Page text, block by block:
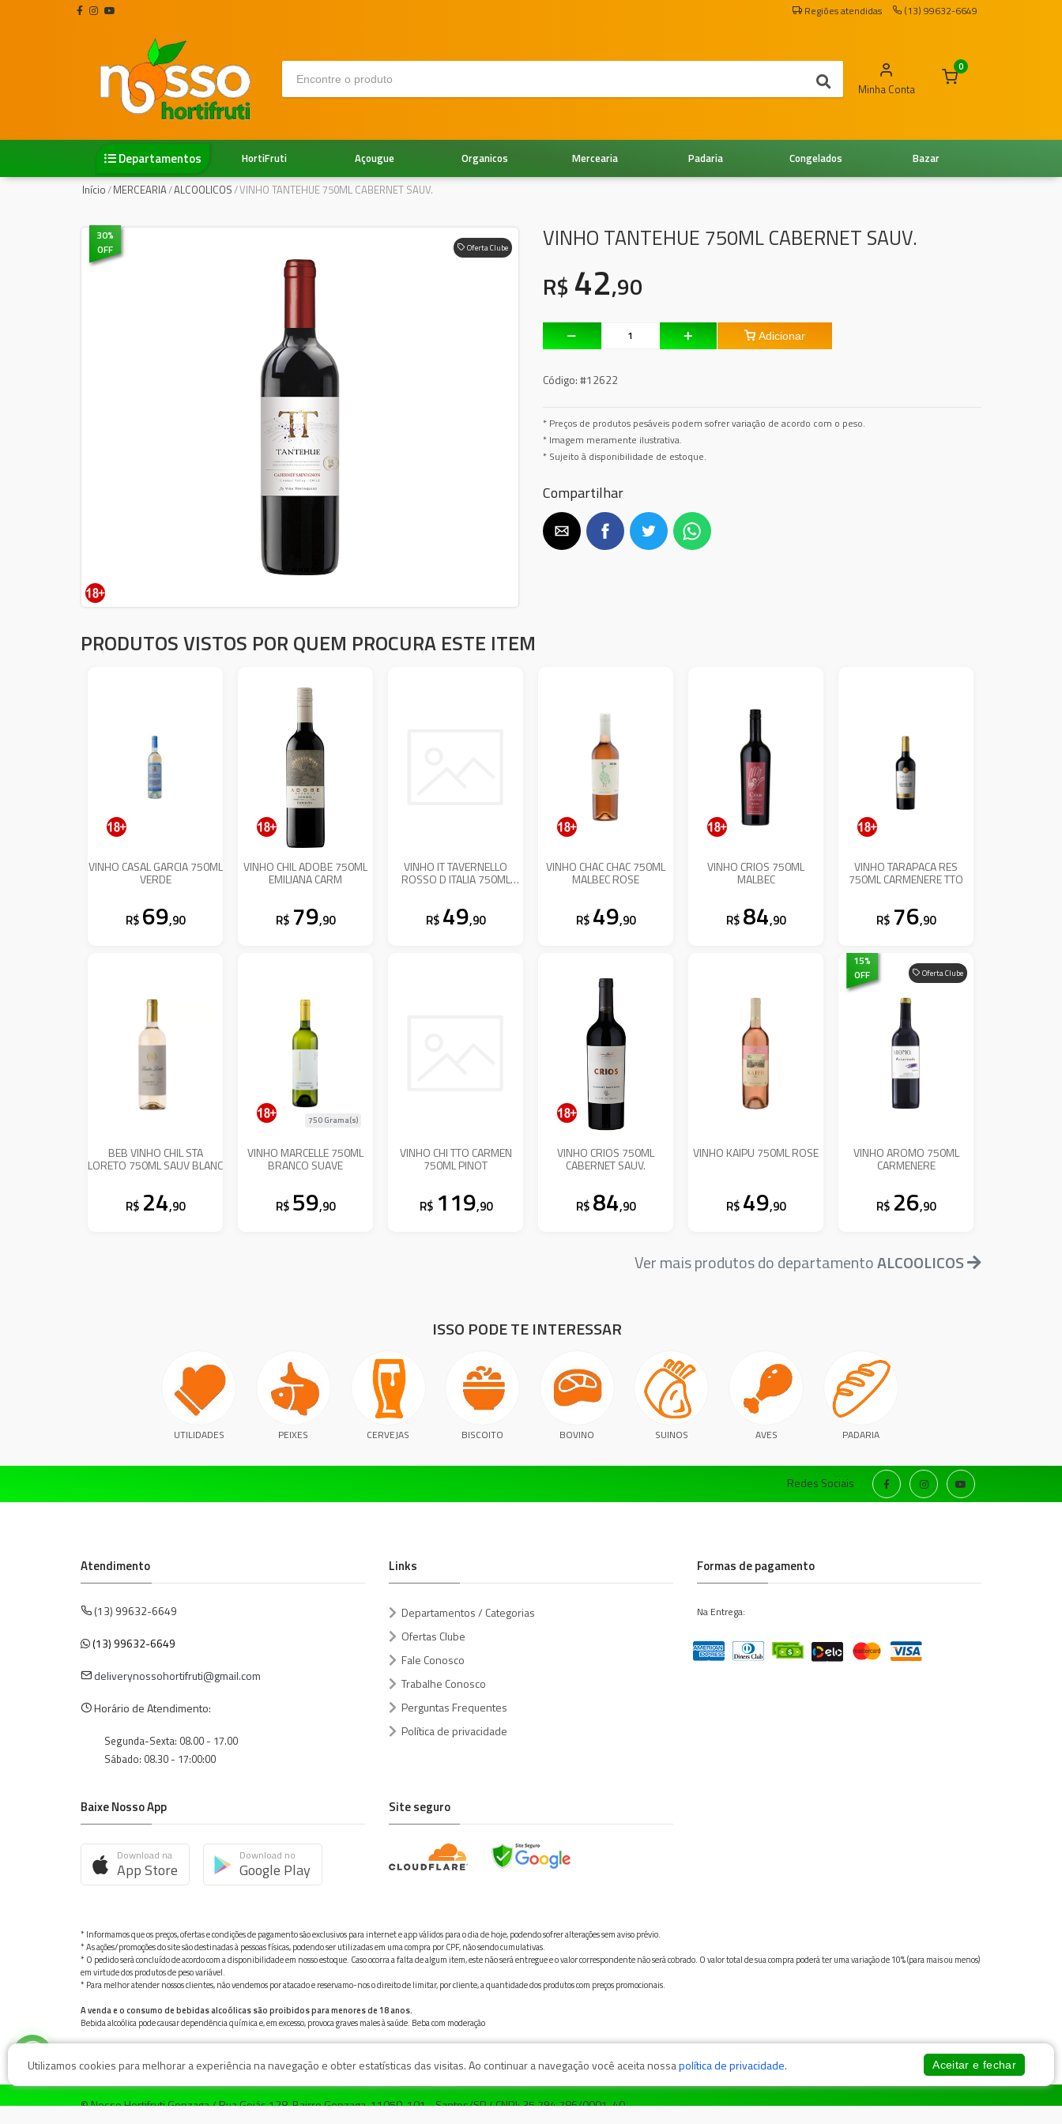
Regiões atendidas (13) 99632-6649
Minha Conta
0
Departamentos Bazar
Congelados
Padaria
Mercearia
Organicos
Açougue
HortiFruti
Início/MERCEARIA/ALCOOLICOS/VINHO TANTEHUE 750ML CABERNET SAUV.
Oferta Clube
30%
OFF
VINHO TANTEHUE 750ML CABERNET SAUV.
R$ 42,90
Adicionar
Código:#12622
* Preços de produtos pesáveis podem sofrer variação de acordo com o peso.
* Imagem meramente ilustrativa.
* Sujeito à disponibilidade de estoque.
Compartilhar
PRODUTOS VISTOS POR QUEM PROCURA ESTE ITEM
VINHO CASAL GARCIA 750ML
VERDE
R$ 69,90
VINHO CHIL ADOBE 750ML
EMILIANA CARM
R$ 79,90
VINHO IT TAVERNELLO
ROSSO D ITALIA 750ML
R$ 49,90
VINHO CHAC CHAC 750ML
MALBEC ROSE
R$ 49,90
VINHO CRIOS 750ML
MALBEC
R$ 84,90
VINHO TARAPACA RES
750ML CARMENERE TTO
R$ 76,90
BEB VINHO CHIL STA
LORETO 750ML SAUV BLANC
R$ 24,90
VINHO MARCELLE 750ML
BRANCO SUAVE
750 Grama(s)
R$ 59,90
VINHO CHI TTO CARMEN
750ML PINOT
R$ 119,90
VINHO CRIOS 750ML
CABERNET SAUV.
R$ 84,90
VINHO KAIPU 750ML ROSE
R$ 49,90
Oferta Clube
15%
OFF
VINHO AROMO 750ML
CARMENERE
R$ 26,90
Ver mais produtos do departamentoALCOOLICOS
ISSO PODE TE INTERESSAR
UTILIDADES PEIXES CERVEJAS BISCOITO BOVINO SUINOS AVES PADARIA
Redes Sociais
Atendimento
(13) 99632-6649
(13) 99632-6649
deliverynossohortifruti@gmail.com
Horário de Atendimento:
Segunda-Sexta: 08.00 - 17.00
Sábado: 08.30 - 17:00:00
Links
Departamentos / Categorias
Ofertas Clube
Fale Conosco
Trabalhe Conosco
Perguntas Frequentes
Política de privacidade
Formas de pagamento
Na Entrega:
Baixe Nosso App
Download na
App Store
Download no
Google Play
Site seguro
* Informamos que os preços, ofertas e condições de pagamento são exclusivos para internet e app válidos para o dia de hoje, podendo sofrer alterações sem aviso prévio.
* As ações/promoções do site são destinadas à pessoas físicas, podendo ser utilizadas em uma compra por CPF, não sendo cumulativas.
* O pedido será concluído de acordo com a disponibilidade em nosso estoque. Caso ocorra a falta de algum item, este não será entregue e o valor correspondente não será cobrado. O valor total de sua compra poderá ter uma variação de 10% (para mais ou menos)
em virtude dos produtos de peso variável.
* Para melhor atender nossos clientes, não vendemos por atacado e reservamo-nos o direito de limitar, por cliente, a quantidade dos produtos com preços promocionais.
A venda e o consumo de bebidas alcoólicas são proibidos para menores de 18 anos.
Bebida alcoólica pode causar dependência química e, em excesso, provoca graves males à saúde. Beba com moderação
© Nosso Hortifruti Gonzaga / Rua Goiás 128, Bairro Gonzaga, 11050-101 - Santos/SP / CNPJ: 35.794.786/0001-40
Utilizamos cookies para melhorar a experiência na navegação e obter estatísticas das visitas. Ao continuar a navegação você aceita nossapolítica de privacidade. Aceitar e fechar